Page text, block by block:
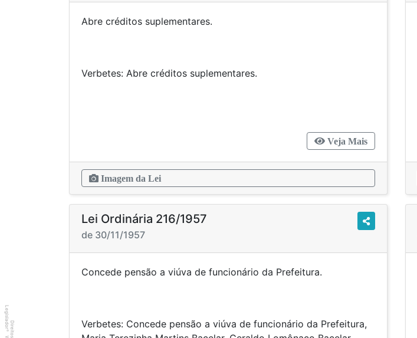
Abre créditos suplementares.
Verbetes: Abre créditos suplementares.
Veja Mais
Imagem da Lei
Lei Ordinária 216/1957
de 30/11/1957
Concede pensão a viúva de funcionário da Prefeitura.
Verbetes: Concede pensão a viúva de funcionário da Prefeitura,
Legislador
®